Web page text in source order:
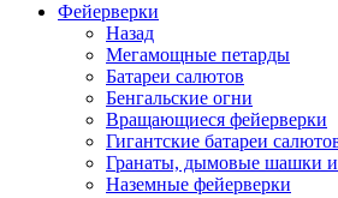
Фейерверки
Назад
Мегамощные петарды
Батареи салютов
Бенгальские огни
Вращающиеся фейерверки
Гигантские батареи
Гранаты, дымовые шашки
Наземные фейерверки